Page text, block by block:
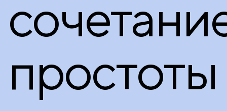
простоты